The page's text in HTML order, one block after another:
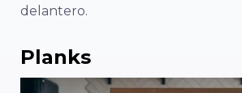
delantero.
Planks